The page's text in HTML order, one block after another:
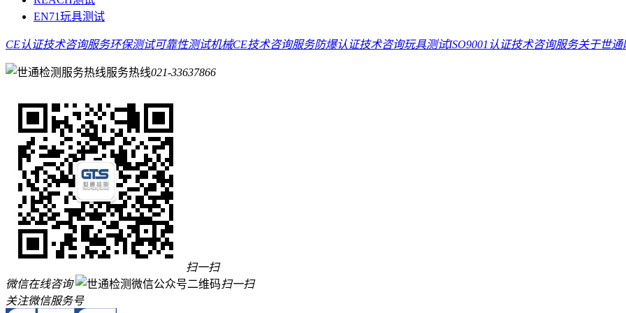
EN71玩具测试
CE认证技术咨询服务环保测试可靠性测试机械CE技术咨询服务防爆认证技术咨询玩具测试ISO9001认证技术咨询服务关于世通
服务热线021-33637866
扫一扫
微信在线咨询
扫一扫
关注微信服务号